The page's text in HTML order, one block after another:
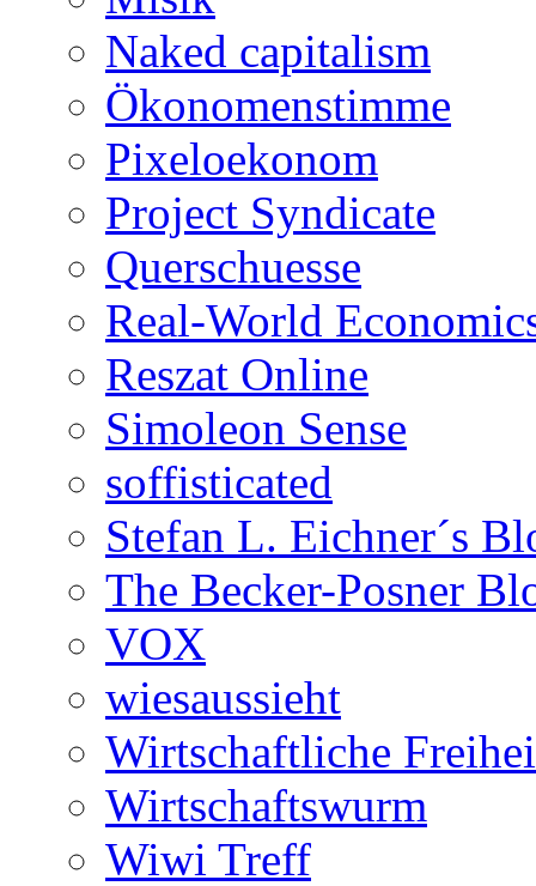
Naked capitalism
Ökonomenstimme
Pixeloekonom
Project Syndicate
Querschuesse
Real-World
Reszat Online
Simoleon Sense
soffisticated
Stefan L. Eichner´s
The Becker-Posner
VOX
wiesaussieht
Wirtschaftliche
Wirtschaftswurm
Wiwi Treff